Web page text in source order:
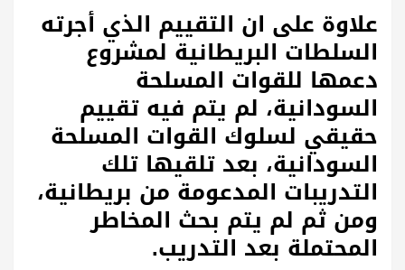
علاوة على ان التقييم الذي أجرته
السلطات البريطانية لمشروع
دعمها للقوات المسلحة
السودانية، لم يتم فيه تقييم
حقيقي لسلوك القوات المسلحة
السودانية، بعد تلقيها تلك
التدريبات المدعومة من بريطانية،
ومن ثم لم يتم بحث المخاطر
المحتملة بعد التدريب.